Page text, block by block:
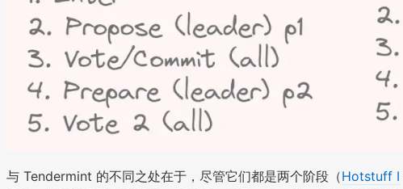
与 Tendermint 的不同之处在于，尽管它们都是两个阶段（Hotstuff I